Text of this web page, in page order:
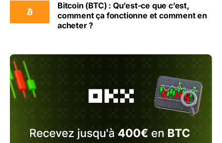
Bitcoin (BTC) : Qu’est-ce que c’est,
comment ça fonctionne et comment en
acheter ?